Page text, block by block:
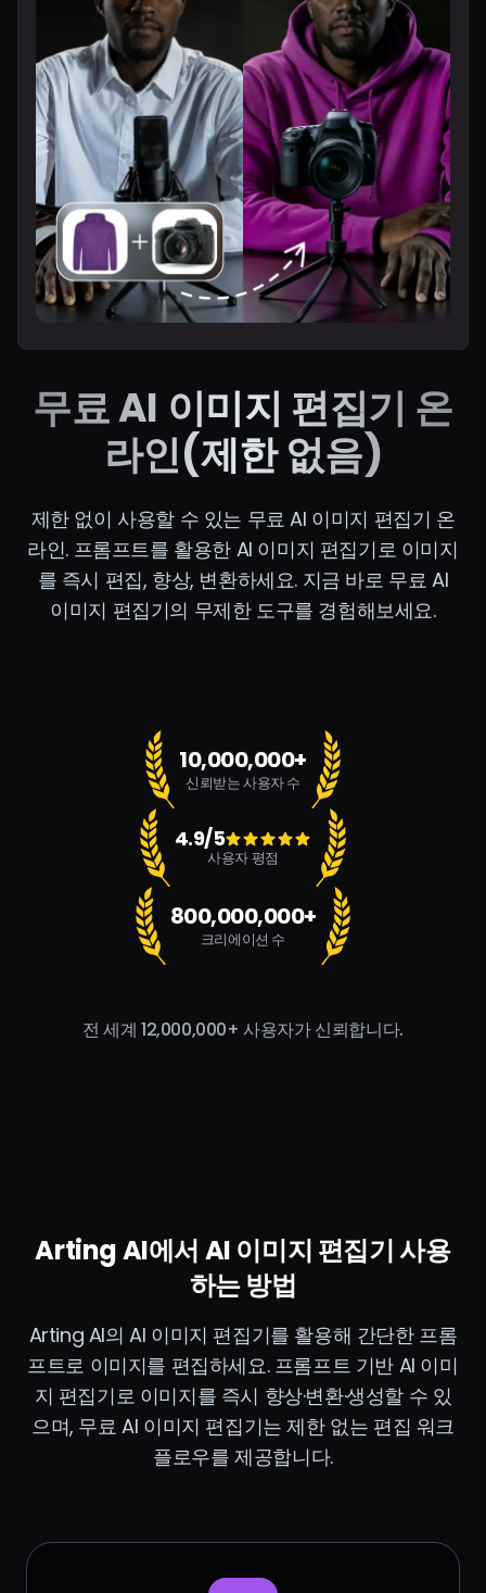
무료 AI 이미지 편집기 온
라인(제한 없음)
제한 없이 사용할 수 있는 무료 AI 이미지 편집기 온
라인. 프롬프트를 활용한 AI 이미지 편집기로 이미지
를 즉시 편집, 향상, 변환하세요. 지금 바로 무료 AI
이미지 편집기의 무제한 도구를 경험해보세요.
10,000,000+
신뢰받는 사용자 수
4.9/5
사용자 평점
800,000,000+
크리에이션 수
전 세계 12,000,000+ 사용자가 신뢰합니다.
Arting AI에서 AI 이미지 편집기 사용
하는 방법
Arting AI의 AI 이미지 편집기를 활용해 간단한 프롬
프트로 이미지를 편집하세요. 프롬프트 기반 AI 이미
지 편집기로 이미지를 즉시 향상·변환·생성할 수 있
으며, 무료 AI 이미지 편집기는 제한 없는 편집 워크
플로우를 제공합니다.